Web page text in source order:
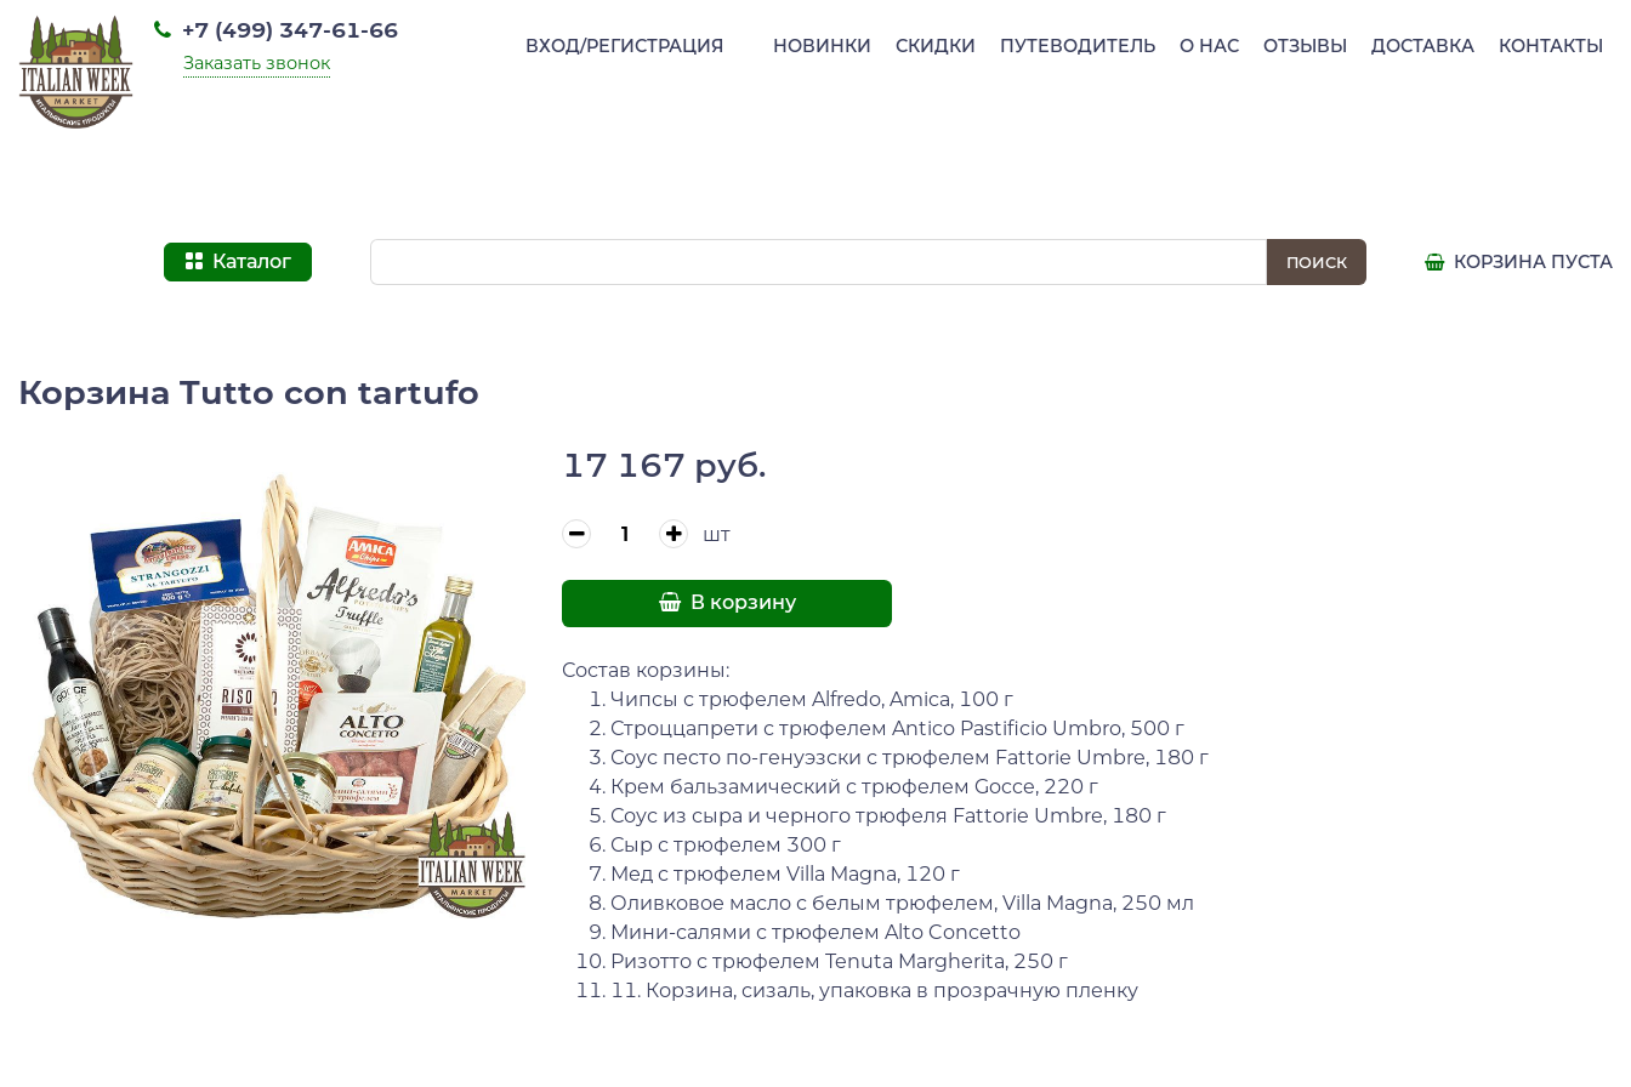
НОВИНКИ СКИДКИ ПУТЕВОДИТЕЛЬ О НАС ОТЗЫВЫ ДОСТАВКА КОНТАКТЫ
+7 (499) 347-61-66
Заказать звонок
ВХОД/РЕГИСТРАЦИЯ
Каталог КОРЗИНА ПУСТА
Корзина Tutto con tartufo
17 167 руб.
шт
В корзину
Состав корзины:
Чипсы с трюфелем Alfredo, Amica, 100 г
Строццапрети с трюфелем Antico Pastificio Umbro, 500 г
Соус песто по-генуэзски с трюфелем Fattorie Umbre, 180 г
Крем бальзамический с трюфелем Gocce, 220 г
Соус из сыра и черного трюфеля Fattorie Umbre, 180 г
Сыр с трюфелем 300 г
Мед с трюфелем Villa Magna, 120 г
Оливковое масло с белым трюфелем, Villa Magna, 250 мл
Мини-салями с трюфелем Alto Concetto
Ризотто с трюфелем Tenuta Margherita, 250 г
11. Корзина, сизаль, упаковка в прозрачную пленку